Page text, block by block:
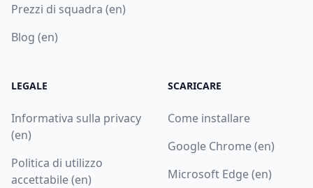
Prezzi di squadra (en)
Blog (en)
LEGALE
Informativa sulla privacy
(en)
Politica di utilizzo
accettabile (en)
SCARICARE
Come installare
Google Chrome (en)
Microsoft Edge (en)